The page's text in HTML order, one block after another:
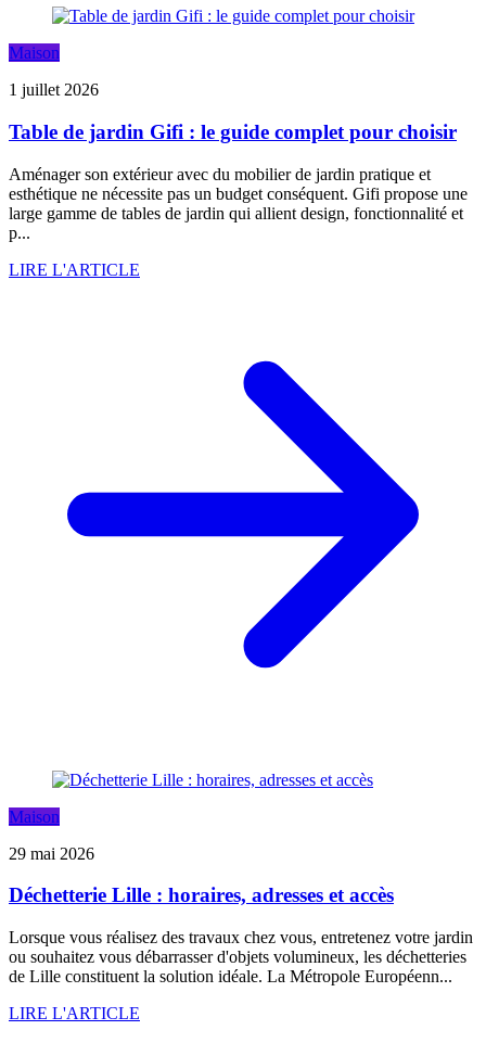
Maison
1 juillet 2026
Table de jardin Gifi : le guide complet pour choisir
Aménager son extérieur avec du mobilier de jardin pratique et
esthétique ne nécessite pas un budget conséquent. Gifi propose une
large gamme de tables de jardin qui allient design, fonctionnalité et
p...
LIRE L'ARTICLE
Maison
29 mai 2026
Déchetterie Lille : horaires, adresses et accès
Lorsque vous réalisez des travaux chez vous, entretenez votre jardin
ou souhaitez vous débarrasser d'objets volumineux, les déchetteries
de Lille constituent la solution idéale. La Métropole Européenn...
LIRE L'ARTICLE